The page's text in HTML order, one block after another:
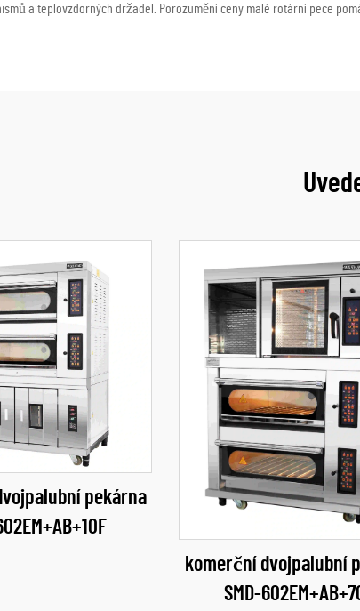
a teplovzdorných držadel. Porozumění ceny malé rotární pece
pekárna
komerční dvojpalubní
SMD-